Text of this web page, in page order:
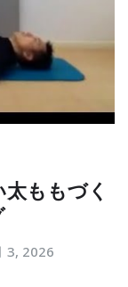
ももづく
3, 2026